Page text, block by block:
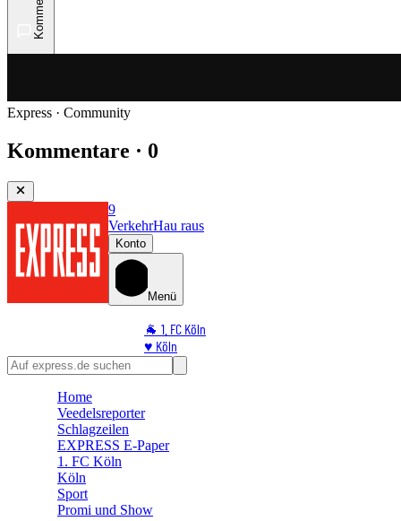
Express · Community
Kommentare · 0
9
VerkehrHau raus
Konto
Menü
🐐 1. FC Köln
♥️ Köln
⭐ Promi
🛒 Shoppingwelt
Home
Veedelsreporter
Schlagzeilen
EXPRESS E-Paper
1. FC Köln
Köln
Sport
Promi und Show